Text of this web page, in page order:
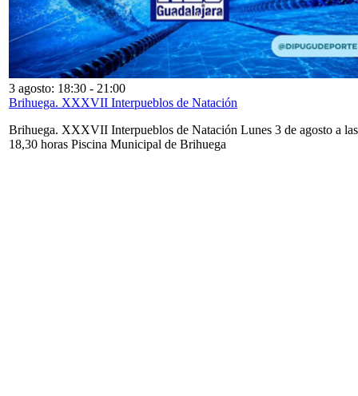
3 agosto: 18:30 - 21:00
Brihuega. XXXVII Interpueblos de Natación
Brihuega. XXXVII Interpueblos de Natación Lunes 3 de agosto a las
18,30 horas Piscina Municipal de Brihuega